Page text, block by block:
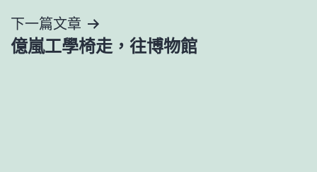
覽
下一篇文章
億嵐工學椅走，往博物館